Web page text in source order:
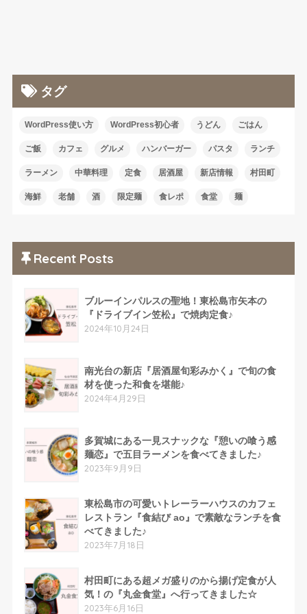
タグ
WordPress使い方 WordPress初心者 うどん ごはん
ご飯 カフェ グルメ ハンバーガー パスタ ランチ
ラーメン 中華料理 定食 居酒屋 新店情報 村田町
海鮮 老舗 酒 限定麺 食レポ 食堂 麺
Recent Posts
ブルーインパルスの聖地！東松島市矢本の
『ドライブイン笠松』で焼肉定食♪
2024年10月24日
南光台の新店『居酒屋旬彩みかく』で旬の食
材を使った和食を堪能♪
2024年4月29日
多賀城にある一見スナックな『憩いの喰う感
麺恋』で五目ラーメンを食べてきました♪
2023年9月9日
東松島市の可愛いトレーラーハウスのカフェ
レストラン『食結び ao』で素敵なランチを食
べてきました♪
2023年7月18日
村田町にある超メガ盛りのから揚げ定食が人
気！の『丸金食堂』へ行ってきました☆
2023年6月16日